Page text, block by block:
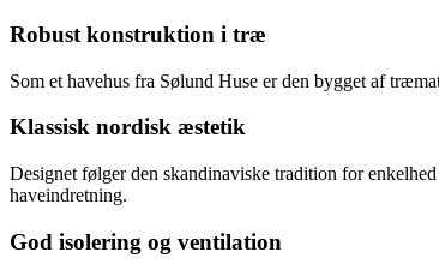
Robust konstruktion i træ
Som et havehus fra Sølund Huse er den bygget af
Klassisk nordisk æstetik
Designet følger den skandinaviske tradition for
haveindretning.
God isolering og ventilation